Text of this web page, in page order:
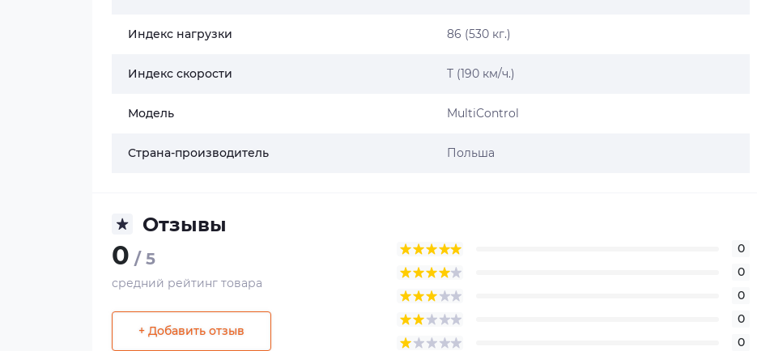
Индекс нагрузки 86 (530 кг.)
Индекс скорости T (190 км/ч.)
Модель MultiControl
Страна-производитель Польша
Отзывы
0 / 5
средний рейтинг товара
+ Добавить отзыв
0
0
0
0
0